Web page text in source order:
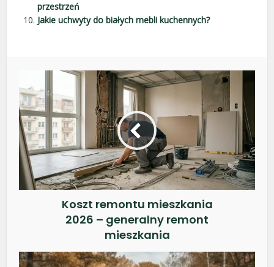
przestrzeń
Jakie uchwyty do białych mebli kuchennych?
Koszt remontu mieszkania
2026 – generalny remont
mieszkania